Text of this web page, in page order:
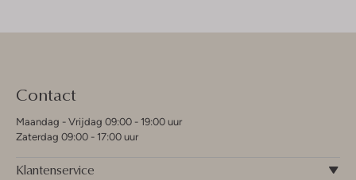
Contact
Maandag - Vrijdag 09:00 - 19:00 uur
Zaterdag 09:00 - 17:00 uur
Klantenservice